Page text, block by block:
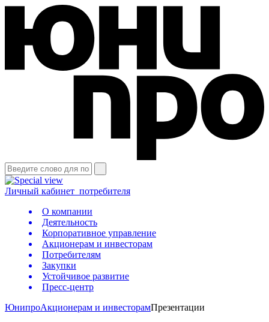
Личный кабинет потребителя
О компании
Деятельность
Корпоративное управление
Акционерам и инвесторам
Потребителям
Закупки
Устойчивое развитие
Пресс-центр
ЮнипроАкционерам и инвесторамПрезентации